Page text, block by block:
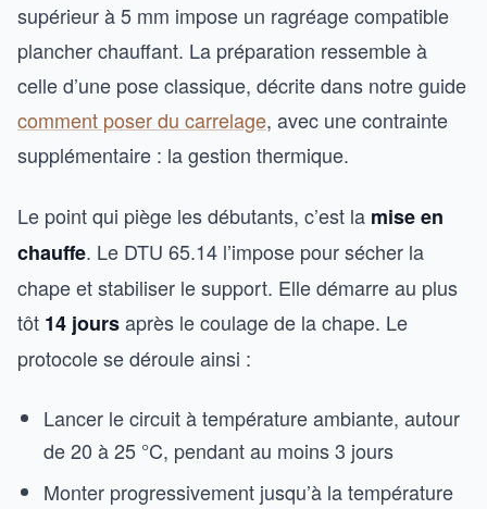
supérieur à 5 mm impose un ragréage compatible
plancher chauffant. La préparation ressemble à
celle d’une pose classique, décrite dans notre guide
comment poser du carrelage, avec une contrainte
supplémentaire : la gestion thermique.
Le point qui piège les débutants, c’est la mise en
chauffe. Le DTU 65.14 l’impose pour sécher la
chape et stabiliser le support. Elle démarre au plus
tôt 14 joursaprès le coulage de la chape. Le
protocole se déroule ainsi :
Lancer le circuit à température ambiante, autour
de 20 à 25 °C, pendant au moins 3 jours
Monter progressivement jusqu’à la température